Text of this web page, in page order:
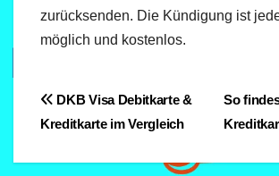
zurücksenden. Die Kündigung ist
möglich und kostenlos.
So
DKB Visa Debitkarte &
Kreditkarte im Vergleich